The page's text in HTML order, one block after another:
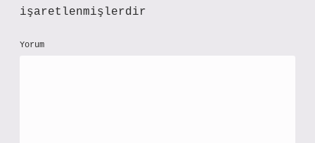
işaretlenmişlerdir
Yorum